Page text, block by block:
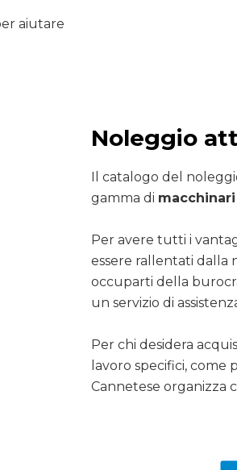
aiutare
Noleggio
Il catalogo del
gamma di
Per avere tutti i
essere rallentati dalla
occuparti della
un servizio di
Per chi desidera
lavoro specifici, come
Cannetese organizza